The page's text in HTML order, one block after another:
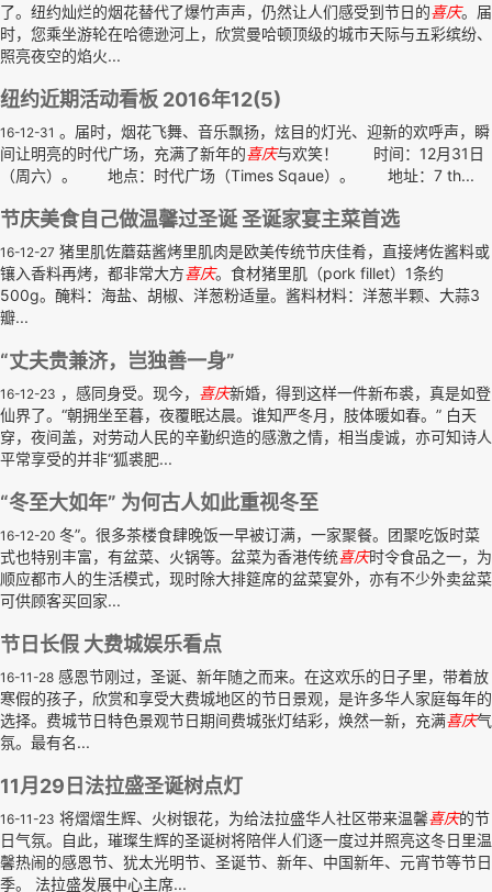
了。纽约灿烂的烟花替代了爆竹声声，仍然让人们感受到节日的喜庆。届
时，您乘坐游轮在哈德逊河上，欣赏曼哈顿顶级的城市天际与五彩缤纷、
照亮夜空的焰火...
纽约近期活动看板 2016年12(5)
16-12-31 。届时，烟花飞舞、音乐飘扬，炫目的灯光、迎新的欢呼声，瞬
间让明亮的时代广场，充满了新年的喜庆与欢笑！ 时间：12月31日
（周六）。 地点：时代广场（Times Sqaue）。 地址：7 th...
节庆美食自己做温馨过圣诞 圣诞家宴主菜首选
16-12-27 猪里肌佐蘑菇酱烤里肌肉是欧美传统节庆佳肴，直接烤佐酱料或
镶入香料再烤，都非常大方喜庆。食材猪里肌（pork fillet）1条约
500g。醃料：海盐、胡椒、洋葱粉适量。酱料材料：洋葱半颗、大蒜3
瓣...
“丈夫贵兼济，岂独善一身”
16-12-23 ，感同身受。现今， 喜庆新婚，得到这样一件新布裘，真是如登
仙界了。“朝拥坐至暮，夜覆眠达晨。谁知严冬月，肢体暖如春。” 白天
穿，夜间盖，对劳动人民的辛勤织造的感激之情，相当虔诚，亦可知诗人
平常享受的并非“狐裘肥...
“冬至大如年” 为何古人如此重视冬至
16-12-20 冬”。很多茶楼食肆晚饭一早被订满，一家聚餐。团聚吃饭时菜
式也特别丰富，有盆菜、火锅等。盆菜为香港传统喜庆时令食品之一，为
顺应都市人的生活模式，现时除大排筵席的盆菜宴外，亦有不少外卖盆菜
可供顾客买回家...
节日长假 大费城娱乐看点
16-11-28 感恩节刚过，圣诞、新年随之而来。在这欢乐的日子里，带着放
寒假的孩子，欣赏和享受大费城地区的节日景观，是许多华人家庭每年的
选择。费城节日特色景观节日期间费城张灯结彩，焕然一新，充满喜庆气
氛。最有名...
11月29日法拉盛圣诞树点灯
16-11-23 将熠熠生辉、火树银花，为给法拉盛华人社区带来温馨喜庆的节
日气氛。自此，璀璨生辉的圣诞树将陪伴人们逐一度过并照亮这冬日里温
馨热闹的感恩节、犹太光明节、圣诞节、新年、中国新年、元宵节等节日
季。 法拉盛发展中心主席...